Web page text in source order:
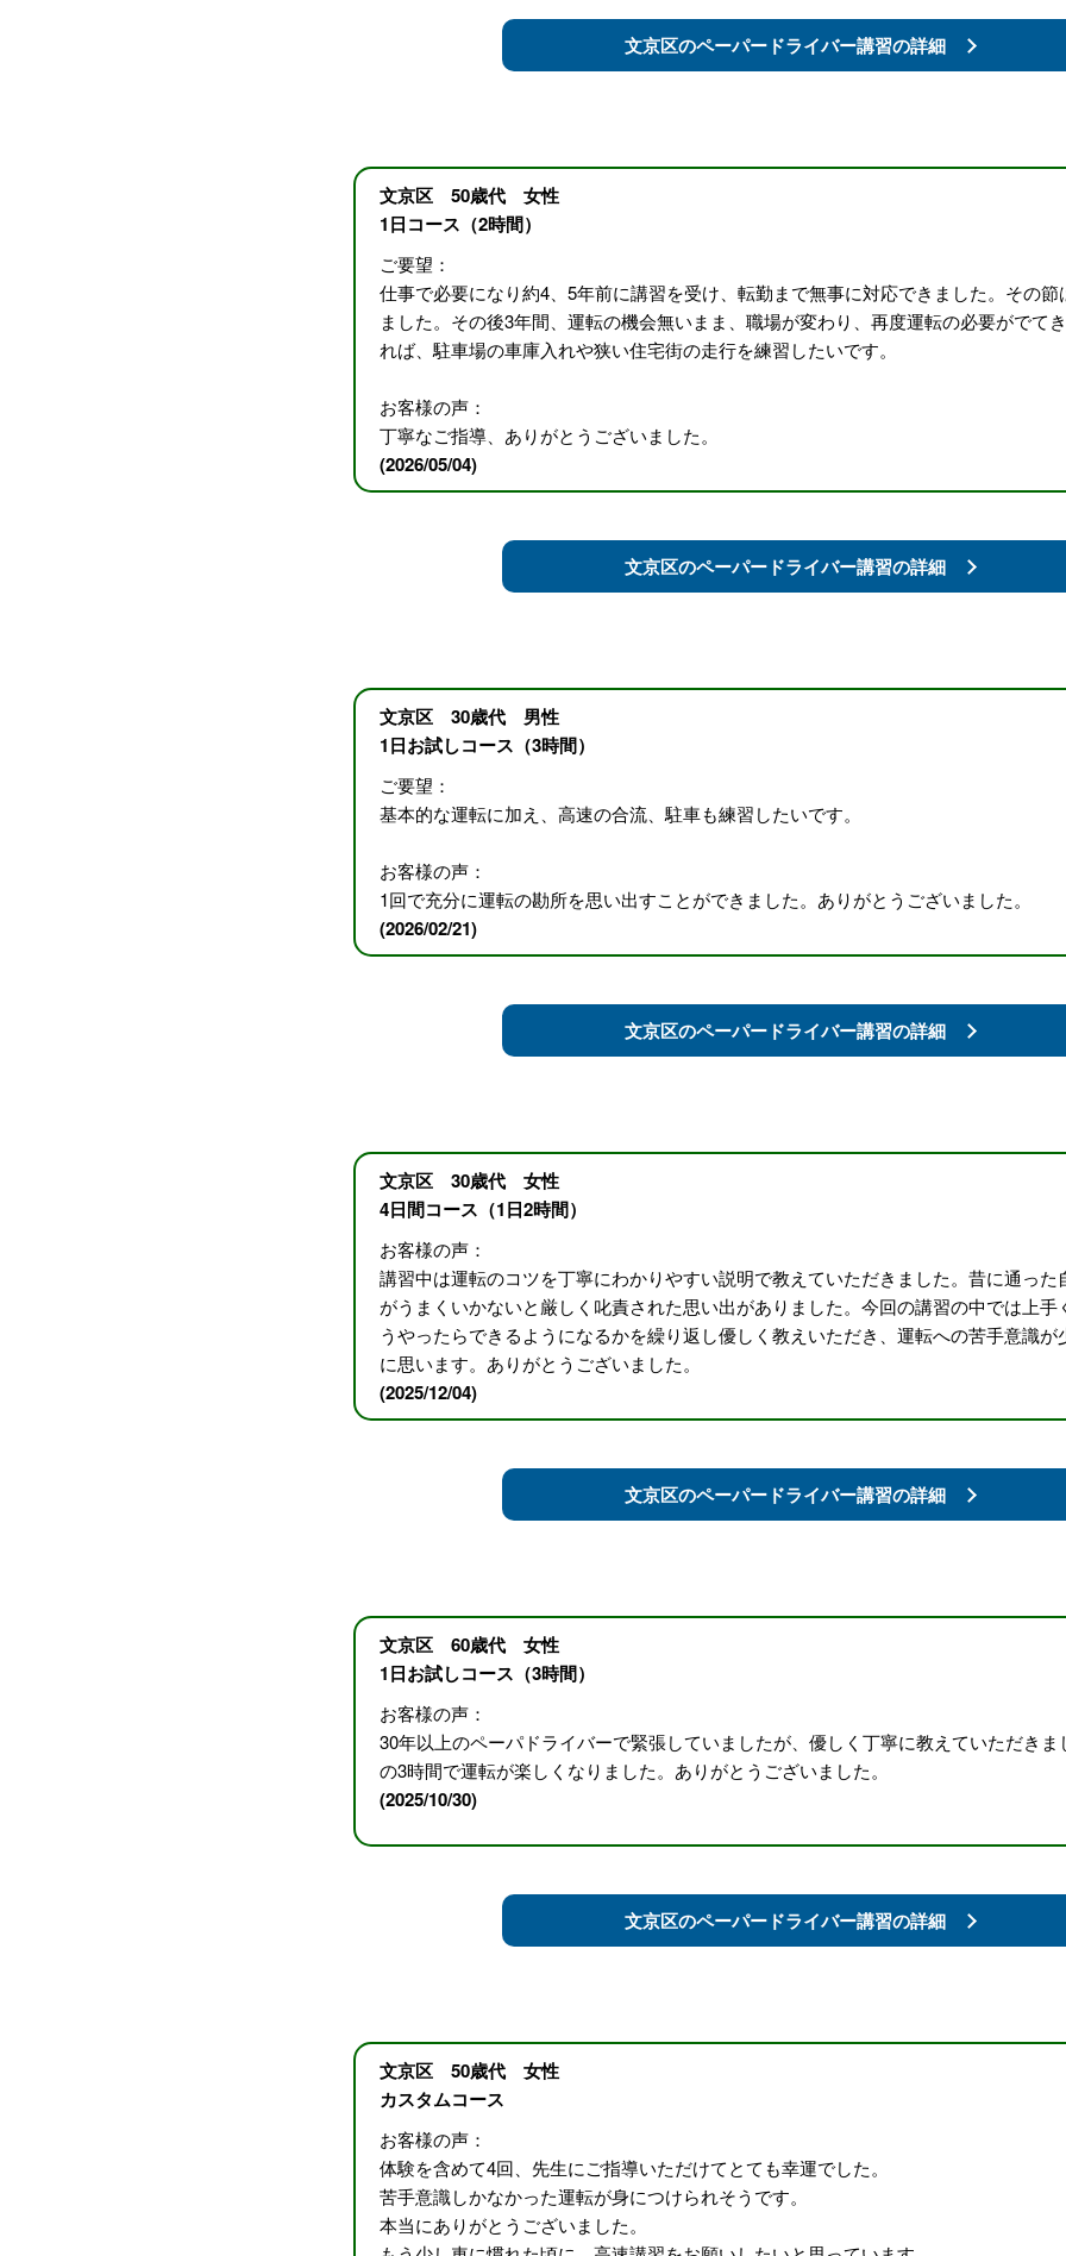
文京区のペーパードライバー講習の詳細
文京区 50歳代 女性
1日コース（2時間）
ご要望：
仕事で必要になり約4、5年前に講習を受け、転勤まで無事に対応できました。その節
ました。その後3年間、運転の機会無いまま、職場が変わり、再度運転の必要がでて
れば、駐車場の車庫入れや狭い住宅街の走行を練習したいです。
お客様の声：
丁寧なご指導、ありがとうございました。
(2026/05/04)
文京区のペーパードライバー講習の詳細
文京区 30歳代 男性
1日お試しコース（3時間）
ご要望：
基本的な運転に加え、高速の合流、駐車も練習したいです。
お客様の声：
1回で充分に運転の勘所を思い出すことができました。ありがとうございました。
(2026/02/21)
文京区のペーパードライバー講習の詳細
文京区 30歳代 女性
4日間コース（1日2時間）
お客様の声：
講習中は運転のコツを丁寧にわかりやすい説明で教えていただきました。昔に通った
がうまくいかないと厳しく叱責された思い出がありました。今回の講習の中では上手
うやったらできるようになるかを繰り返し優しく教えいただき、運転への苦手意識が
に思います。ありがとうございました。
(2025/12/04)
文京区のペーパードライバー講習の詳細
文京区 60歳代 女性
1日お試しコース（3時間）
お客様の声：
30年以上のペーパドライバーで緊張していましたが、優しく丁寧に教えていただきま
の3時間で運転が楽しくなりました。ありがとうございました。
(2025/10/30)
文京区のペーパードライバー講習の詳細
文京区 50歳代 女性
カスタムコース
お客様の声：
体験を含めて4回、先生にご指導いただけてとても幸運でした。
苦手意識しかなかった運転が身につけられそうです。
本当にありがとうございました。